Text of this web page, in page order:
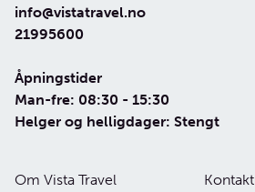
Temareiser
Informasjon
Min reise
info@vistatravel.no
21995600
Åpningstider
Man-fre: 08:30 - 15:30
Helger og helligdager: Stengt
Om Vista Travel
Kontakt